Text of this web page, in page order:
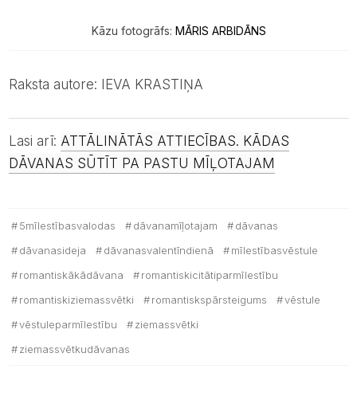
Kāzu fotogrāfs: MĀRIS ARBIDĀNS
Raksta autore: IEVA KRASTIŅA
Lasi arī: ATTĀLINĀTĀS ATTIECĪBAS. KĀDAS
DĀVANAS SŪTĪT PA PASTU MĪĻOTAJAM
5mīlestībasvalodas dāvanamīļotajam
dāvanas
dāvanasideja
dāvanasvalentīndienā
mīlestībasvēstule
romantiskākādāvana
romantiskicitātiparmīlestību
romantiskiziemassvētki
romantiskspārsteigums
vēstule
vēstuleparmīlestību
ziemassvētki
ziemassvētkudāvanas